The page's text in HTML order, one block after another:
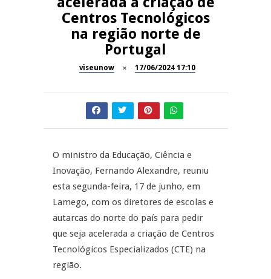
Now Opinião – Manuela
Antunes: Problemas nos
Exames Nacionais
A Juiz Esclarece – Medidas a
executar no meio natural de
S.J. Pesqueira
Barrelas Summer Fest em Vila
Nova de Paiva
Centros Tecnológicos
na região norte de
Portugal
viseunow 17/06/2024 17:10
O ministro da Educação, Ciência e
Inovação, Fernando Alexandre, reuniu
esta segunda-feira, 17 de junho, em
Lamego, com os diretores de escolas e
autarcas do norte do país para pedir
que seja acelerada a criação de Centros
Tecnológicos Especializados (CTE) na
região.